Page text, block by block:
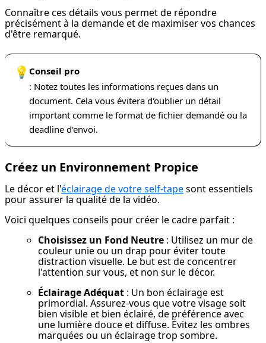
Connaître ces détails vous permet de répondre
précisément à la demande et de maximiser vos chances
d'être remarqué.
💡 Conseil pro
: Notez toutes les informations reçues dans un
document. Cela vous évitera d'oublier un détail
important comme le format de fichier demandé ou la
deadline d'envoi.
Créez un Environnement Propice
Le décor et l'éclairage de votre self-tape sont essentiels
pour assurer la qualité de la vidéo.
Voici quelques conseils pour créer le cadre parfait :
Choisissez un Fond Neutre : Utilisez un mur de
couleur unie ou un drap pour éviter toute
distraction visuelle. Le but est de concentrer
l'attention sur vous, et non sur le décor.
Éclairage Adéquat : Un bon éclairage est
primordial. Assurez-vous que votre visage soit
bien visible et bien éclairé, de préférence avec
une lumière douce et diffuse. Évitez les ombres
marquées ou un éclairage trop sombre.